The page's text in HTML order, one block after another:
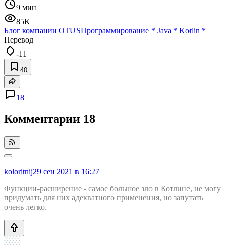
9 мин
85K
Блог компании OTUSПрограммирование * Java * Kotlin *
Перевод
-11
40
18
Комментарии 18
koloritnij29 сен 2021 в 16:27
Функции-расширение - самое большое зло в Котлине, не могу
придумать для них адекватного применения, но запутать
очень легко.